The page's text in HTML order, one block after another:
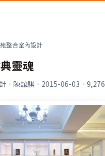
整合室內設計
靈魂
· 陳誼騏 · 2015-06-03 · 9,276